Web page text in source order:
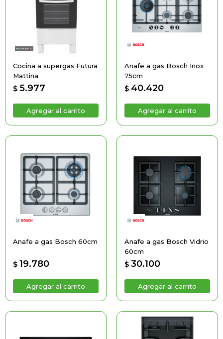
Cocina a supergas Futura
Mattina
$ 5.977
Anafe a gas Bosch Inox
75cm
$ 40.420
Anafe a gas Bosch 60cm
$ 19.780
Anafe a gas Bosch Vidrio
60cm
$ 30.100